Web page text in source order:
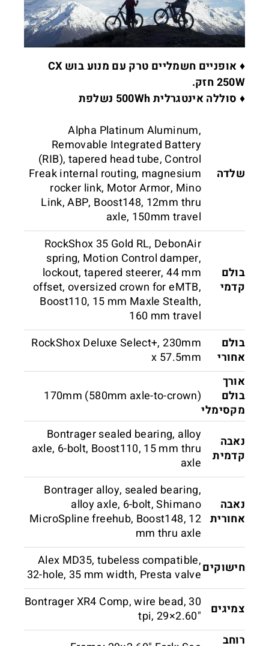
♦ אופניים חשמליים טרק עם מנוע בוש CX
250W חזק.
♦ סוללה אינטגרלית 500Wh נשלפת
שלדה
Alpha Platinum Aluminum,
Removable Integrated Battery
(RIB), tapered head tube, Control
Freak internal routing, magnesium
rocker link, Motor Armor, Mino
Link, ABP, Boost148, 12mm thru
axle, 150mm travel
בולם
קדמי
RockShox 35 Gold RL, DebonAir
spring, Motion Control damper,
lockout, tapered steerer, 44 mm
offset, oversized crown for eMTB,
Boost110, 15 mm Maxle Stealth,
160 mm travel
בולם
אחורי
RockShox Deluxe Select+, 230mm
x 57.5mm
אורך
בולם
מקסימלי
170mm (580mm axle-to-crown)
נאבה
קדמית
Bontrager sealed bearing, alloy
axle, 6-bolt, Boost110, 15 mm thru
axle
נאבה
אחורית
Bontrager alloy, sealed bearing,
alloy axle, 6-bolt, Shimano
MicroSpline freehub, Boost148, 12
mm thru axle
חישוקיםAlex MD35, tubeless compatible,
32-hole, 35 mm width, Presta valve
צמיגים
Bontrager XR4 Comp, wire bead, 30
tpi, 29×2.60"
רוחב